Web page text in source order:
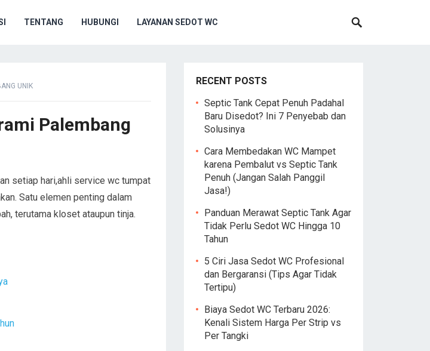
TENTANG HUBUNGI LAYANAN SEDOT WC
UNIK
Palembang
setiap hari,ahli service wc tumpat
Satu elemen penting dalam
terutama kloset ataupun tinja.
RECENT POSTS
Septic Tank Cepat Penuh Padahal
Baru Disedot? Ini 7 Penyebab dan
Solusinya
Cara Membedakan WC Mampet
karena Pembalut vs Septic Tank
Penuh (Jangan Salah Panggil
Jasa!)
Panduan Merawat Septic Tank Agar
Tidak Perlu Sedot WC Hingga 10
Tahun
5 Ciri Jasa Sedot WC Profesional
dan Bergaransi (Tips Agar Tidak
Tertipu)
Biaya Sedot WC Terbaru 2026:
Kenali Sistem Harga Per Strip vs
Per Tangki